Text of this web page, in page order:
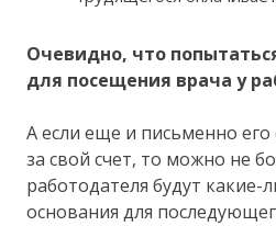
Очевидно, что
для посещения врача у
А если еще и письменно
за свой счет, то можно не
работодателя будут какие-
основания для